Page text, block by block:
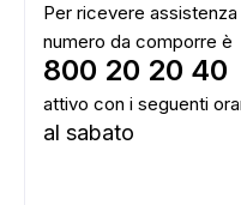
Per ricevere
numero da comporre è
800 20 20 40
attivo con i seguenti
al sabato